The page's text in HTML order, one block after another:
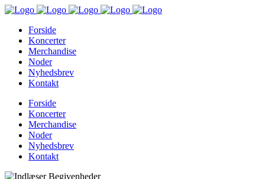
Forside
Koncerter
Merchandise
Noder
Nyhedsbrev
Kontakt
Forside
Koncerter
Merchandise
Noder
Nyhedsbrev
Kontakt